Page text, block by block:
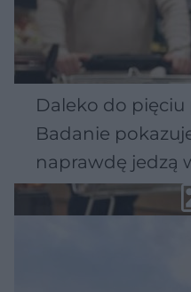
Daleko do
Badanie
naprawdę jedzą